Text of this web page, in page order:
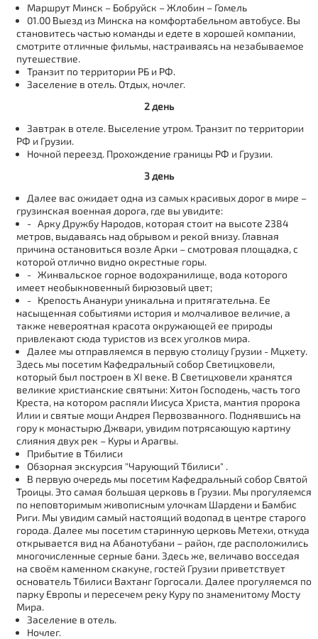
Маршрут Минск – Бобруйск – Жлобин – Гомель
01.00 Выезд из Минска на комфортабельном автобусе. Вы
становитесь частью команды и едете в хорошей компании,
смотрите отличные фильмы, настраиваясь на незабываемое
путешествие.
Транзит по территории РБ и РФ.
Заселение в отель. Отдых, ночлег.
2 день
Завтрак в отеле. Выселение утром. Транзит по территории
РФ и Грузии.
Ночной переезд. Прохождение границы РФ и Грузии.
3 день
Далее вас ожидает одна из самых красивых дорог в мире –
грузинская военная дорога, где вы увидите:
- Арку Дружбу Народов, которая стоит на высоте 2384
метров, выдаваясь над обрывом и рекой внизу. Главная
причина остановиться возле Арки – смотровая площадка, с
которой отлично видно окрестные горы.
- Жинвальское горное водохранилище, вода которого
имеет необыкновенный бирюзовый цвет;
- Крепость Ананури уникальна и притягательна. Ее
насыщенная событиями история и молчаливое величие, а
также невероятная красота окружающей ее природы
привлекают сюда туристов из всех уголков мира.
Далее мы отправляемся в первую столицу Грузии - Мцхету.
Здесь мы посетим Кафедральный собор Светицховели,
который был построен в XI веке. В Светицховели хранятся
великие христианские святыни: Хитон Господень, часть того
Креста, на котором распяли Иисуса Христа, мантия пророка
Илии и святые мощи Андрея Первозванного. Поднявшись на
гору к монастырю Джвари, увидим потрясающую картину
слияния двух рек – Куры и Арагвы.
Прибытие в Тбилиси
Обзорная экскурсия "Чарующий Тбилиси" .
В первую очередь мы посетим Кафедральный собор Святой
Троицы. Это самая большая церковь в Грузии. Мы прогуляемся
по неповторимым живописным улочкам Шардени и Бамбис
Риги. Мы увидим самый настоящий водопад в центре старого
города. Далее мы посетим старинную церковь Метехи, откуда
открывается вид на Абанотубани – район, где расположились
многочисленные серные бани. Здесь же, величаво восседая
на своём каменном скакуне, гостей Грузии приветствует
основатель Тбилиси Вахтанг Горгосали. Далее прогуляемся по
парку Европы и пересечем реку Куру по знаменитому Мосту
Мира.
Заселение в отель.
Ночлег.